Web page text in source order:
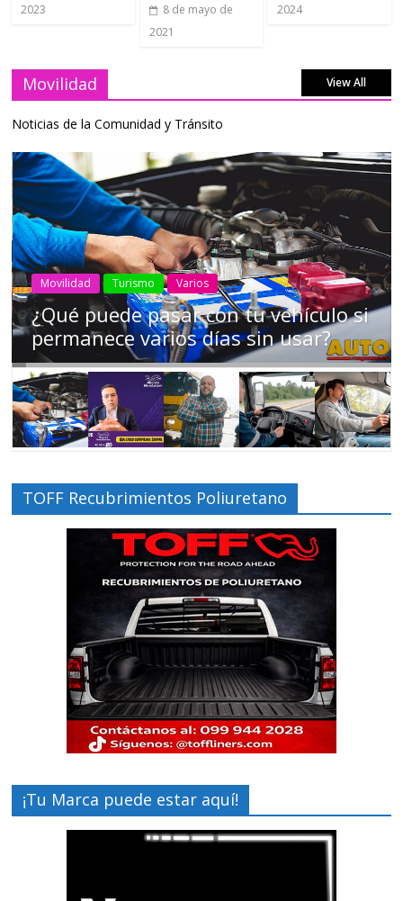
2023
8 de mayo de
2021
2024
Movilidad View All
Noticias de la Comunidad y Tránsito
AEADE Industria Motociclismo Motos Movilidad
Campaña busca cambiar destino de
los motociclistas en la región
TOFF Recubrimientos Poliuretano
¡Tu Marca puede estar aquí!